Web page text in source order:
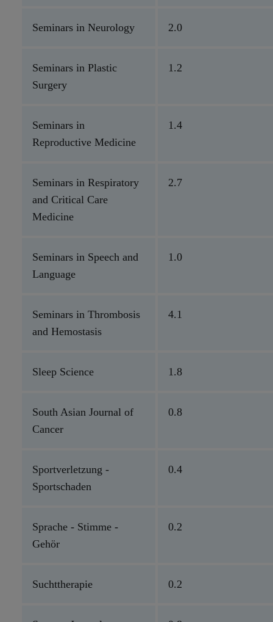
Seminars in Neurology 2.0
Seminars in Plastic
Surgery
1.2
Seminars in
Reproductive Medicine
1.4
Seminars in Respiratory
and Critical Care
Medicine
2.7
Seminars in Speech and
Language
1.0
Seminars in Thrombosis
and Hemostasis
4.1
Sleep Science 1.8
South Asian Journal of
Cancer
0.8
Sportverletzung -
Sportschaden
0.4
Sprache - Stimme -
Gehör
0.2
Suchttherapie 0.2